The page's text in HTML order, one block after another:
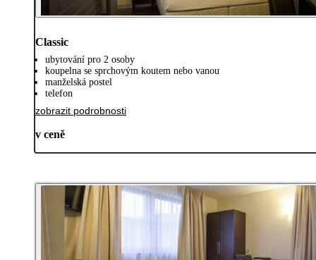
Classic
ubytování pro 2 osoby
koupelna se sprchovým koutem nebo vanou
manželská postel
telefon
zobrazit podrobnosti
v ceně